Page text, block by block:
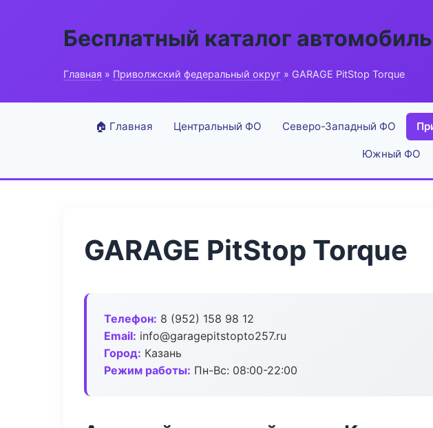
Бесплатный каталог
Главная » Приволжский федеральный округ » GARAGE PitStop Torque
🏠 Главная Центральный ФО Северо-Западный ФО
Южный ФО
GARAGE PitStop Torque
Телефон: 8 (952) 158 98 12
Email: info@garagepitstopto257.ru
Город: Казань
Режим работы: Пн-Вс: 08:00-22:00